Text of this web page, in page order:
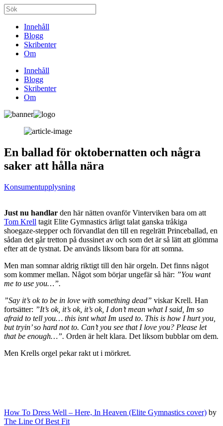
Innehåll
Blogg
Skribenter
Om
Innehåll
Blogg
Skribenter
Om
En ballad för oktobernatten och några
saker att hålla nära
Konsumentupplysning
Just nu handlar den här nätten ovanför Vinterviken bara om att
Tom Krell tagit Elite Gymnastics ärligt talat ganska tråkiga
shoegaze-stepper och förvandlat den till en regelrätt Princeballad, en
sådan det går tretton på dussinet av och som det är så lätt att glömma
efter att de tystnat. De används liksom bara för att somna.
Men man somnar aldrig riktigt till den här orgeln. Det finns något
som kommer mellan. Något som börjar ungefär så här: ”You want
me to use you…”.
”Say it’s ok to be in love with something dead” viskar Krell. Han
fortsätter: ”It’s ok, it’s ok, it’s ok, I don’t mean what I said, Im so
afraid to tell you… this isnt what Im used to. This is how I hurt you,
but tryin’ so hard not to. Can’t you see that I love you? Please let
that be enough…”. Orden är helt klara. Det liksom bubblar om dem.
Men Krells orgel pekar rakt ut i mörkret.
How To Dress Well – Here, In Heaven (Elite Gymnastics cover) by
The Line Of Best Fit